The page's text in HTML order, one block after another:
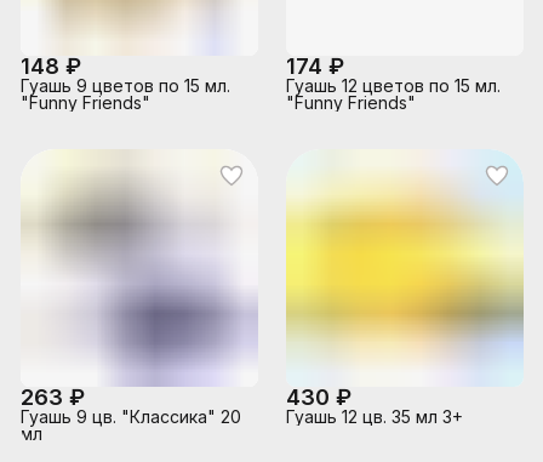
148 ₽
Гуашь 9 цветов по 15 мл.
"Funny Friends"
174 ₽
Гуашь 12 цветов по 15 мл.
"Funny Friends"
263 ₽
Гуашь 9 цв. "Классика" 20
мл
430 ₽
Гуашь 12 цв. 35 мл 3+